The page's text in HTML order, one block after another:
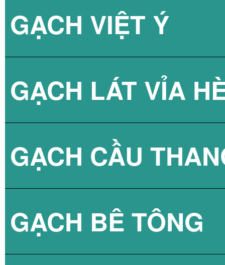
BÌNH NÓNG
GẠCH VIỆT Ý
GẠCH LÁT VỈA
GẠCH BLOCK
GẠCH LÁT VỈA
GẠCH CẦU
GẠCH BÊ TÔNG